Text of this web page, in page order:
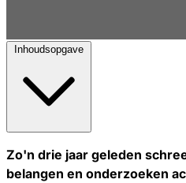
Inhoudsopgave
Zo'n drie jaar geleden
belangen en onderzoeken